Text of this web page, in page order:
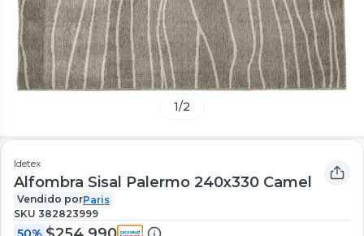
1/2
Idetex
Alfombra Sisal Palermo 240x330 Camel
Vendido porParis
SKU 382823999